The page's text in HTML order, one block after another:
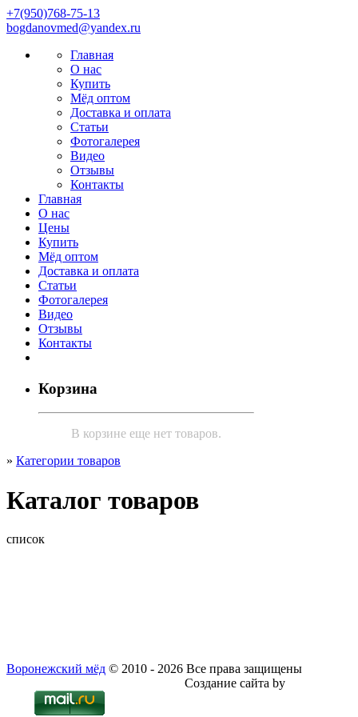
+7(950)768-75-13
bоgdаnovmеd@yаndех.ru
Главная
О нас
Купить
Мёд оптом
Доставка и оплата
Статьи
Фотогалерея
Видео
Отзывы
Контакты
Главная
О нас
Цены
Купить
Мёд оптом
Доставка и оплата
Статьи
Фотогалерея
Видео
Отзывы
Контакты
Корзина
В корзине еще нет товаров.
» Категории товаров
Каталог товаров
список
Воронежский мёд © 2010 - 2026 Все права защищены
Создание сайта by